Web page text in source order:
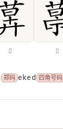
𦳕 𦷣
郑码 eked 四角号码